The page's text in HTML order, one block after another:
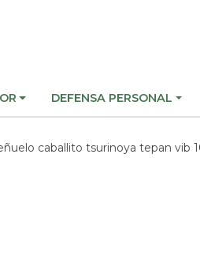
DEFENSA PERSONAL
caballito tsurinoya tepan vib 105mm / 35g